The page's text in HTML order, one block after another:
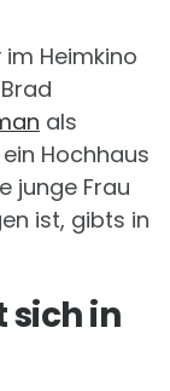
im Heimkino
als
Hochhaus
junge Frau
ist, gibts in
sich in